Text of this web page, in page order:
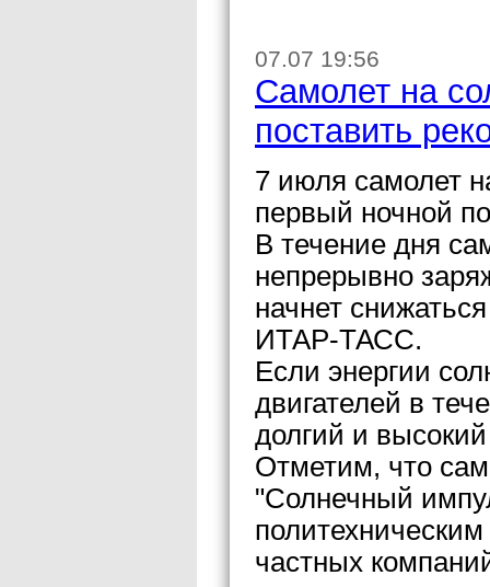
07.07 19:56
Самолет на
поставить
7 июля самолет
первый ночной
В течение дня
непрерывно
начнет
ИТАР-ТАСС.
Если энергии
двигателей в
долгий и
Отметим, что
"Солнечный
частных